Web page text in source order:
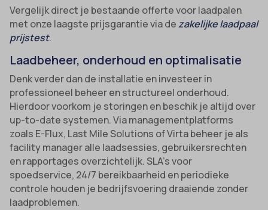
Vergelijk direct je bestaande offerte voor laadpalen
met onze laagste prijsgarantie via dezakelijke laadpaal
prijstest.
Laadbeheer, onderhoud en optimalisatie
Denk verder dan de installatie en investeer in
professioneel beheer en structureel onderhoud.
Hierdoor voorkom je storingen en beschik je altijd over
up-to-date systemen. Via managementplatforms
zoals E-Flux, Last Mile Solutions of Virta beheer je als
facility manager alle laadsessies, gebruikersrechten
en rapportages overzichtelijk. SLA’s voor
spoedservice, 24/7 bereikbaarheid en periodieke
controle houden je bedrijfsvoering draaiende zonder
laadproblemen.